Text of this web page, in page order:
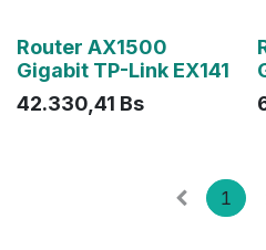
Router AX1500
Gigabit TP-Link EX141
42.330,41 Bs
1